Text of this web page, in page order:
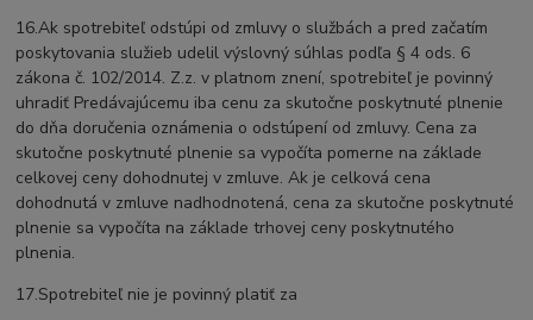
16.Ak spotrebiteľ odstúpi od zmluvy o službách a pred začatím
poskytovania služieb udelil výslovný súhlas podľa § 4 ods. 6
zákona č. 102/2014. Z.z. v platnom znení, spotrebiteľ je povinný
uhradiť Predávajúcemu iba cenu za skutočne poskytnuté plnenie
do dňa doručenia oznámenia o odstúpení od zmluvy. Cena za
skutočne poskytnuté plnenie sa vypočíta pomerne na základe
celkovej ceny dohodnutej v zmluve. Ak je celková cena
dohodnutá v zmluve nadhodnotená, cena za skutočne poskytnuté
plnenie sa vypočíta na základe trhovej ceny poskytnutého
plnenia.
17.Spotrebiteľ nie je povinný platiť za